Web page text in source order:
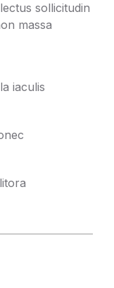
sollicitudin
massa
iaculis